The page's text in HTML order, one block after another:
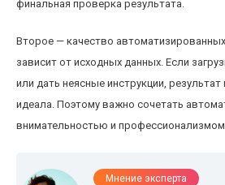
финальная проверка результата.
Второе — качество
зависит от исходных данных. Если
или дать неясные инструкции,
идеала. Поэтому важно сочетать
внимательностью и
Мнение эксперта